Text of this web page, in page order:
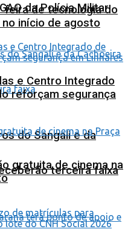
da Polícia Militar
do Sangali e da
terceira faixa
feira de tecnologia do
início de agosto
e Centro Integrado
reforçam segurança
gratuita de cinema na